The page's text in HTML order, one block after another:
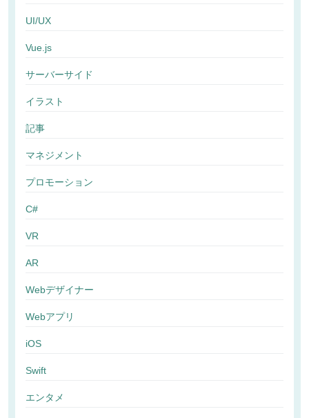
UI/UX
Vue.js
サーバーサイド
イラスト
記事
マネジメント
プロモーション
C#
VR
AR
Webデザイナー
Webアプリ
iOS
Swift
エンタメ